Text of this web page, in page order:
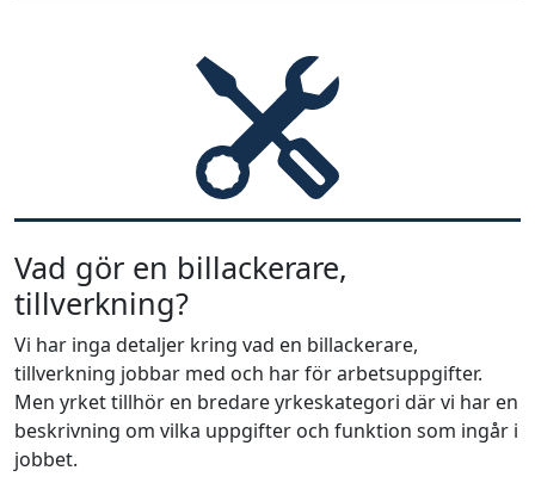
Vad gör en billackerare,
tillverkning?
Vi har inga detaljer kring vad en billackerare,
tillverkning jobbar med och har för arbetsuppgifter.
Men yrket tillhör en bredare yrkeskategori där vi har en
beskrivning om vilka uppgifter och funktion som ingår i
jobbet.